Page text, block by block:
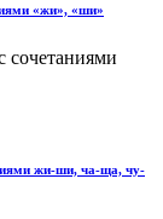
«жи», «ши»
сочетаниями
жи-ши, ча-ща, чу-